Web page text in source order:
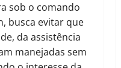
sob o comando
busca evitar que
da assistência
manejadas sem